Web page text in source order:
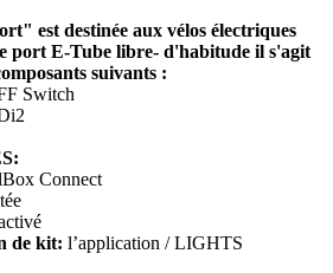
est destinée aux vélos électriques
port E-Tube libre- d'habitude il s'agit
suivants :
Switch
Connect
de kit: l’application / LIGHTS